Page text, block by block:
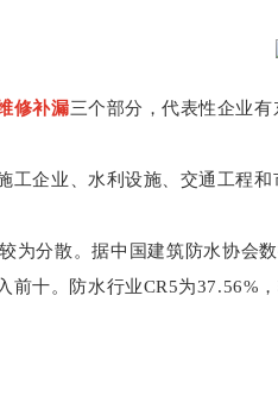
修补漏三个部分，代表性企业
工企业、水利设施、交通工程
为分散。据中国建筑防水协
十。防水行业CR5为37.56%，